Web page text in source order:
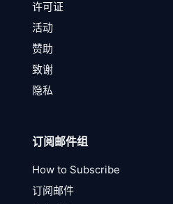
许可证
活动
赞助
致谢
隐私
订阅邮件组
How to Subscribe
订阅邮件